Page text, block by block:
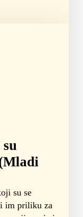
su se
im priliku za